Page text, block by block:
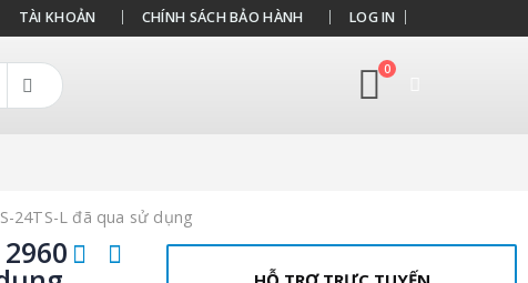
TÀI KHOẢN CHÍNH SÁCH BẢO HÀNH LOG IN
0
24TS-L đã qua sử dụng